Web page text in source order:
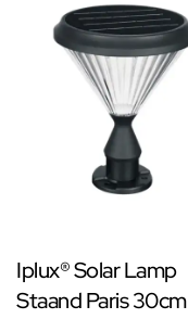
Iplux® Solar Lamp
Staand Paris 30cm